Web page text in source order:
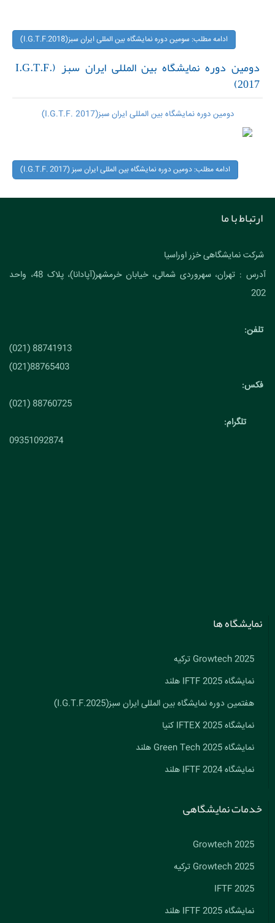
ادامه مطلب: سومین دوره نمایشگاه بین المللی ایران سبز(I.G.T.F.2018)
دومین دوره نمایشگاه بین المللی ایران سبز (I.G.T.F.
2017)
دومین دوره نمایشگاه بین المللی ایران سبز(I.G.T.F. 2017)
ادامه مطلب: دومین دوره نمایشگاه بین المللی ایران سبز (I.G.T.F. 2017)
ارتباط با ما
شرکت نمایشگاهی خزر اوراسیا
آدرس : تهران، سهروردی شمالی، خیابان خرمشهر(آپادانا)، پلاک 48، واحد
202
تلفن:
88741913 (021)
88765403(021)
فکس:
88760725 (021)
تلگرام:
09351092874
نمایشگاه ها
Growtech 2025 ترکیه
نمایشگاه IFTF 2025 هلند
هفتمین دوره نمایشگاه بین المللی ایران سبز(I.G.T.F.2025)
نمایشگاه IFTEX 2025 کنیا
نمایشگاه Green Tech 2025 هلند
نمایشگاه IFTF 2024 هلند
خدمات نمایشگاهی
Growtech 2025
Growtech 2025 ترکیه
IFTF 2025
نمایشگاه IFTF 2025 هلند